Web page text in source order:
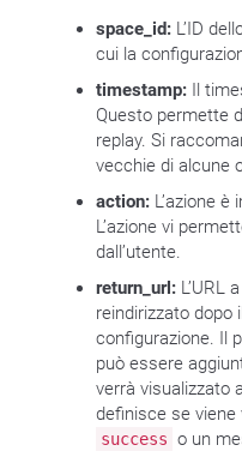
space_id: L’ID
cui la
timestamp: Il
Questo permette
replay. Si
vecchie di alcune
action: L’azione
L’azione vi
dall’utente.
return_url: L’URL
reindirizzato dopo
configurazione. Il
può essere
verrà visualizzato
definisce se
success o un